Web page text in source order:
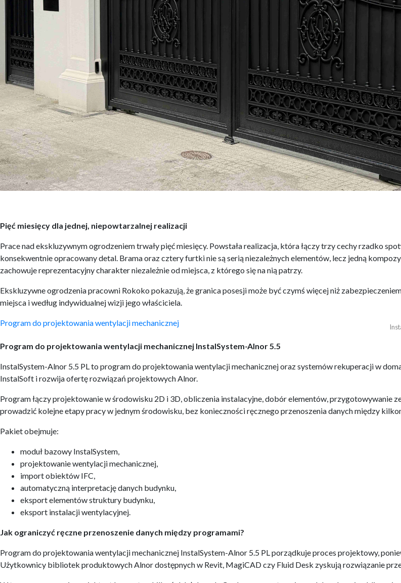
Pięć miesięcy dla jednej, niepowtarzalnej realizacji
Prace nad ekskluzywnym ogrodzeniem trwały pięć miesięcy. Powstała realizacja, która łączy trzy cechy rzadko
konsekwentnie opracowany detal. Brama oraz cztery furtki nie są serią niezależnych elementów, lecz jedną
zachowuje reprezentacyjny charakter niezależnie od miejsca, z którego się na nią patrzy.
Ekskluzywne ogrodzenia pracowni Rokoko pokazują, że granica posesji może być czymś więcej niż
miejsca i według indywidualnej wizji jego właściciela.
Nawigacja
wpisu
Program do projektowania wentylacji mechanicznej
Program do projektowania wentylacji mechanicznej InstalSystem-Alnor 5.5
InstalSystem-Alnor 5.5 PL to program do projektowania wentylacji mechanicznej oraz systemów rekuperacji w
InstalSoft i rozwija ofertę rozwiązań projektowych Alnor.
Program łączy projektowanie w środowisku 2D i 3D, obliczenia instalacyjne, dobór elementów, przygotowywanie
prowadzić kolejne etapy pracy w jednym środowisku, bez konieczności ręcznego przenoszenia danych między
Pakiet obejmuje:
moduł bazowy InstalSystem,
projektowanie wentylacji mechanicznej,
import obiektów IFC,
automatyczną interpretację danych budynku,
eksport elementów struktury budynku,
eksport instalacji wentylacyjnej.
Jak ograniczyć ręczne przenoszenie danych między programami?
Program do projektowania wentylacji mechanicznej InstalSystem-Alnor 5.5 PL porządkuje proces projektowy,
Użytkownicy bibliotek produktowych Alnor dostępnych w Revit, MagiCAD czy Fluid Desk zyskują rozwiązanie